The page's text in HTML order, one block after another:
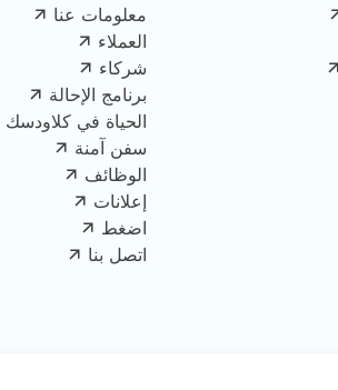
معلومات عنا
العملاء
شركاء
برنامج الإحالة
الحياة في كلاودسك
سفن آمنة
الوظائف
إعلانات
اضغط
اتصل بنا